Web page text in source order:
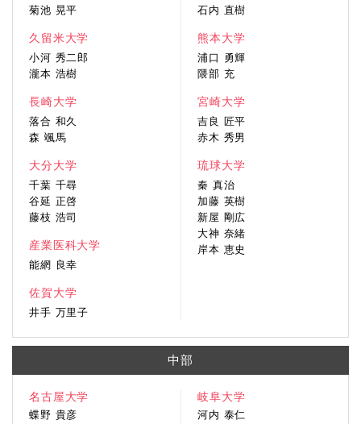
菊池 晃平
久留米大学
小河 秀二郎
瀧本 浩樹
長崎大学
落合 和久
森 颯馬
大分大学
千葉 千尋
谷延 正啓
藤枝 浩司
産業医科大学
能網 良幸
佐賀大学
井手 万里子
石内 直樹
熊本大学
浦口 勇輝
隈部 充
宮崎大学
吉良 匠平
赤木 秀男
琉球大学
秦 真治
加藤 英樹
新屋 剛広
大神 奈緒
岸本 恵史
中部
名古屋大学
蝶野 貴彦
岐阜大学
河内 泰仁